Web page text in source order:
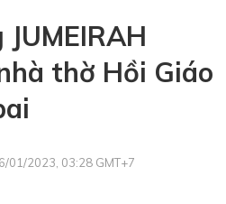
thờ Hồi Giáo
01/2023, 03:28 GMT+7